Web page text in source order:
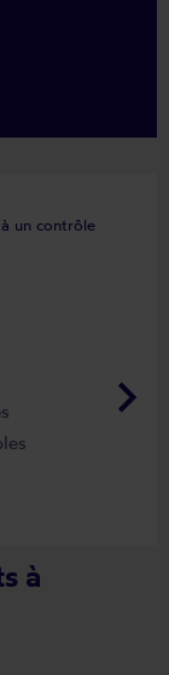
un contrôle
keyboard_arrow_right
à